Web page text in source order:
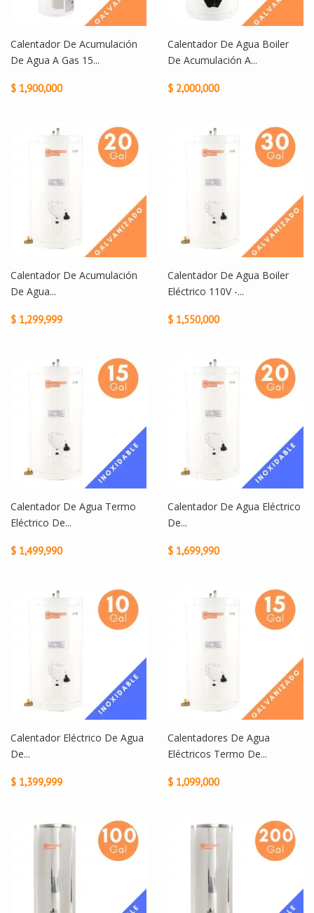
Calentador De Acumulación
De Agua A Gas 15...
$ 1,900,000
Calentador De Agua Boiler
De Acumulación A...
$ 2,000,000
Calentador De Acumulación
De Agua...
$ 1,299,999
Calentador De Agua Boiler
Eléctrico 110V -...
$ 1,550,000
Calentador De Agua Termo
Eléctrico De...
$ 1,499,990
Calentador De Agua Eléctrico
De...
$ 1,699,990
Calentador Eléctrico De Agua
De...
$ 1,399,999
Calentadores De Agua
Eléctricos Termo De...
$ 1,099,000